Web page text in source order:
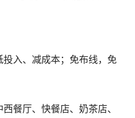
入、减成本；免布线，免
餐厅、快餐店、奶茶店、